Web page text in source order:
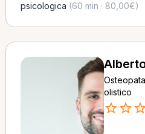
psicologica (60 min · 80,00€)
olistico